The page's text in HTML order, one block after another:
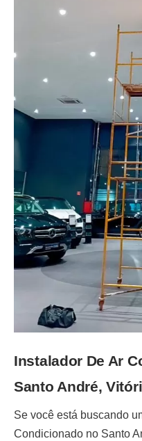
Instalador De Ar
Santo André,
Se você está buscando
Condicionado no Santo